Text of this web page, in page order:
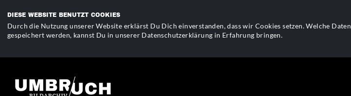
DIESE WEBSITE BENUTZT COOKIES
Durch die Nutzung unserer Website erklärst Du Dich einverstanden, dass wir Cookies setzen. Welche Daten
gespeichert werden, kannst Du in unserer Datenschutzerklärung in Erfahrung bringen.